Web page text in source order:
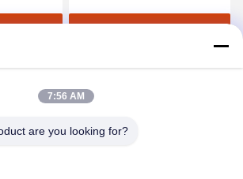
1-4 tấn
hạt
cơ có công suất 1-20 tấn
7:56 AM
are you looking for?